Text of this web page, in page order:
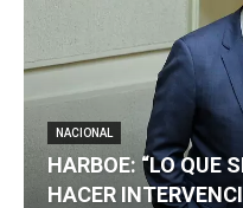
NACIONAL
HARBOE: “LO QUE
HACER